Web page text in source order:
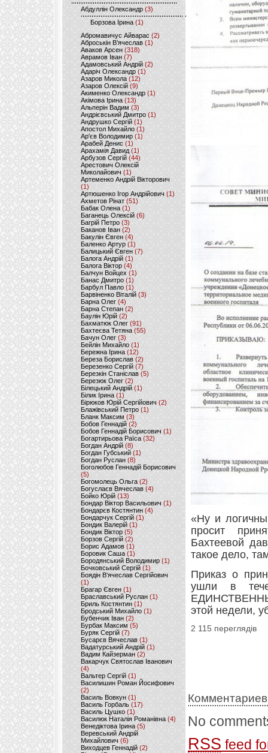
Абдуллін Олександр (3)
Борзова Ірина(1)
Абромавичус Айварас (2)
Аброськін В’ячеслав(1)
Аваков Арсен (318)
Аврамов Іван (7)
Адамовський Андрій(2)
Адаріч Олександр (1)
Азаров Микола (12)
Азаров Олексій (9)
Акименко Олександр(1)
Акімова Ірина(13)
Альперін Вадим (3)
Андрієвський Дмитро(1)
Андрушко Сергій(1)
Апостол Михайло(1)
Ар'єв Володимир (1)
Арабей Денис(1)
Арахамія Давид (1)
Арбузов Сергій (44)
Арестович Олексій
Миколайович(1)
Артеменко Андрій Вікторович
(1)
Артюшенко Ігор Андрійович(1)
Ахметов Рінат(51)
Бабак Олена(1)
Баганець Олексій(6)
Багрій Петро (3)
Баканов Іван(2)
Бакулін Євген (4)
Баленко Артур(1)
Балицький Євген(7)
Балога Андрій (1)
Балога Віктор (4)
Балчун Войцех (1)
Банас Дмитро (1)
Барбул Павло(1)
Барвіненко Віталій(3)
Барна Олег (4)
Барна Степан (2)
Баулін Юрій (2)
Бахматюк Олег (91)
Бахтеєва Тетяна(55)
Бачун Олег (3)
Бейлін Михайло (1)
Бережна Ірина(12)
Береза Борислав(2)
Березенко Сергій (7)
Березкін Станіслав (5)
Березюк Олег(2)
Білецький Андрій (1)
Білик Ірина (1)
Бірюков Юрій Сергійович (2)
Блажівський Петро (1)
Бланк Максим(3)
Бобов Геннадій (2)
Бобов Геннадій Борисович (1)
Богартирьова Раїса (32)
Богдан Андрій(8)
Богдан Губський (1)
Богдан Руслан(8)
Боголюбов Геннадій Борисович
(5)
Богомолець Ольга (2)
Богуслаєв Вячеслав (4)
Бойко Юрій (13)
Бондар Віктор Васильович (1)
Бондарєв Костянтин (4)
Бондарчук Сергій(1)
Бондик Валерій (1)
Бондик Віктор(5)
Борзов Сергiй (2)
Борис Адамов(1)
Боровик Саша (1)
Бородянський Володимир (1)
Бочковський Сергій (1)
Боядін В'ячеслав Сергійович
(1)
Брагар Євген (1)
Браславський Руслан (1)
Бриль Костянтин (1)
Бродський Михайло (1)
Бубенчик Іван(2)
Бурбак Максим (5)
Буряк Сергій (7)
Бусарєв Вячеслав (1)
Вадатурський Андрій (1)
Вадим Кайзерман (2)
Вакарчук Святослав Іванович
(4)
Вальтер Сергій (1)
Василишин Роман Йосифович
(2)
Василь Вовкун (1)
Василь Горбаль (17)
Василь Цушко (1)
Василюк Наталія Романівна (4)
Венедіктова Ірина(5)
Веревський Андрій
Михайлович (6)
Виходцев Геннадій (2)
«Ну и
просит
Бахтеевой
такое дело,
Приказ о
ушли в
этой недели,
2 115 переглядів
No
RSS feed